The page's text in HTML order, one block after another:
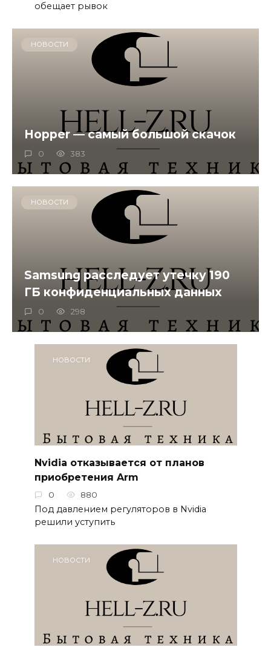
обещает рывок
НОВОСТИ
Hopper — самый большой скачок
0 383
НОВОСТИ
Samsung расследует утечку 190
ГБ конфиденциальных данных
0 298
НОВОСТИ
Nvidia отказывается от планов
приобретения Arm
0 880
Под давлением регуляторов в Nvidia
решили уступить
НОВОСТИ